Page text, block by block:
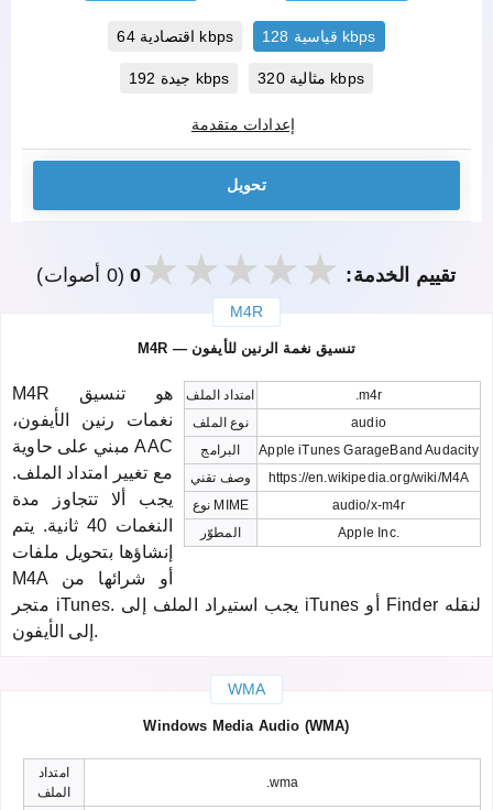
اقتصادية 64 kbps قياسية 128 kbps
جيدة 192 kbps مثالية 320 kbps
إعدادات متقدمة
تحويل
تقييم الخدمة: 0(0 أصوات)
M4R
M4R — تنسيق نغمة الرنين للأيفون
امتداد الملف
.m4r
نوع الملف
audio
البرامج
Apple iTunes GarageBand Audacity
وصف تقني
https://en.wikipedia.org/wiki/M4A
نوع MIME
audio/x-m4r
المطوّر
Apple Inc.
M4R هو تنسيق
نغمات رنين الأيفون،
مبني على حاوية AAC
مع تغيير امتداد الملف.
يجب ألا تتجاوز مدة
النغمات 40 ثانية. يتم
إنشاؤها بتحويل ملفات
M4A أو شرائها من
متجر iTunes. يجب استيراد الملف إلى iTunes أو Finder لنقله
إلى الأيفون.
WMA
Windows Media Audio (WMA)
امتداد
الملف
.wma